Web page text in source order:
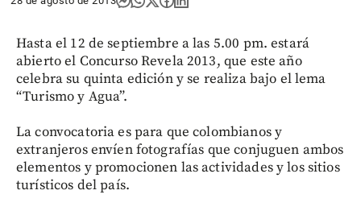
Hasta el 12 de septiembre a las 5.00 pm. estará
abierto el Concurso Revela 2013, que este año
celebra su quinta edición y se realiza bajo el lema
“Turismo y Agua”.
La convocatoria es para que colombianos y
extranjeros envíen fotografías que conjuguen ambos
elementos y promocionen las actividades y los sitios
turísticos del país.